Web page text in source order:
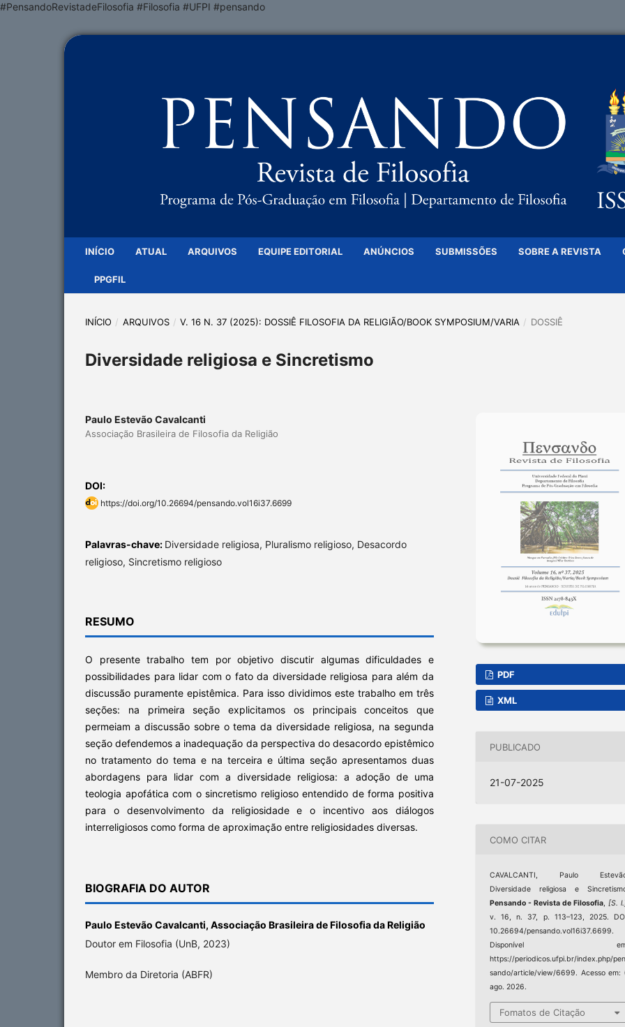
#PensandoRevistadeFilosofia #Filosofia #UFPI #pensando
INÍCIO ATUAL ARQUIVOS EQUIPE EDITORIAL ANÚNCIOS SUBMISSÕES SOBRE A REVISTA
PPGFIL
INÍCIO / ARQUIVOS / V. 16 N. 37 (2025): DOSSIÊ FILOSOFIA DA RELIGIÃO/BOOK SYMPOSIUM/VARIA / DOSSIÊ
Diversidade religiosa e Sincretismo
Paulo Estevão Cavalcanti
Associação Brasileira de Filosofia da Religião
DOI:
https://doi.org/10.26694/pensando.vol16i37.6699
Palavras-chave: Diversidade religiosa, Pluralismo religioso, Desacordo
religioso, Sincretismo religioso
RESUMO
O presente trabalho tem por objetivo discutir algumas dificuldades e
possibilidades para lidar com o fato da diversidade religiosa para além da
discussão puramente epistêmica. Para isso dividimos este trabalho em três
seções: na primeira seção explicitamos os principais conceitos que
permeiam a discussão sobre o tema da diversidade religiosa, na segunda
seção defendemos a inadequação da perspectiva do desacordo epistêmico
no tratamento do tema e na terceira e última seção apresentamos duas
abordagens para lidar com a diversidade religiosa: a adoção de uma
teologia apofática com o sincretismo religioso entendido de forma positiva
para o desenvolvimento da religiosidade e o incentivo aos diálogos
interreligiosos como forma de aproximação entre religiosidades diversas.
BIOGRAFIA DO AUTOR
Paulo Estevão Cavalcanti, Associação Brasileira de Filosofia da Religião
Doutor em Filosofia (UnB, 2023)
Membro da Diretoria (ABFR)
PDF
XML
PUBLICADO
21-07-2025
COMO CITAR
CAVALCANTI, Paulo
Diversidade religiosa e
Pensando - Revista de Filosofia, [S.
v. 16, n. 37, p. 113–123, 2025.
10.26694/pensando.vol16i37.6699.
Disponível
https://periodicos.ufpi.br/index.php/pen
sando/article/view/6699. Acesso em:
ago. 2026.
Fomatos de Citação